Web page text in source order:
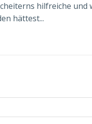
hilfreiche und
hättest...